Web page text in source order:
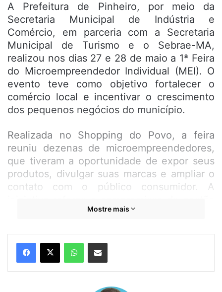
A Prefeitura de Pinheiro, por meio da
Secretaria Municipal de Indústria e
Comércio, em parceria com a Secretaria
Municipal de Turismo e o Sebrae-MA,
realizou nos dias 27 e 28 de maio a 1ª Feira
do Microempreendedor Individual (MEI). O
evento teve como objetivo fortalecer o
comércio local e incentivar o crescimento
dos pequenos negócios do município.
Realizada no Shopping do Povo, a feira
reuniu dezenas de microempreendedores,
que tiveram a oportunidade de expor seus
produtos, divulgar suas marcas e ampliar o
contato com o público consumidor. A
municipal em apoiar os trabalhadores
empreendedorismo como estratégia de
desenvolvimento econômico.
Mostre mais